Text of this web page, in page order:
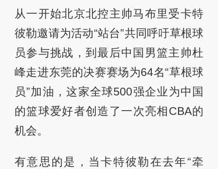
从一开始北京北控主帅马布里受卡特
彼勒邀请为活动“站台”共同呼吁草根球
员参与挑战，到最后中国男篮主帅杜
峰走进东莞的决赛赛场为64名“草根球
员”加油，这家全球500强企业为中国
的篮球爱好者创造了一次亮相CBA的
机会。
有意思的是，当卡特彼勒在去年“牵